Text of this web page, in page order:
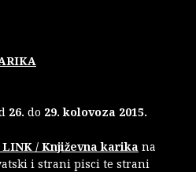
26. do 29. kolovoza 2015.
/ Književna karika na
i strani pisci te strani